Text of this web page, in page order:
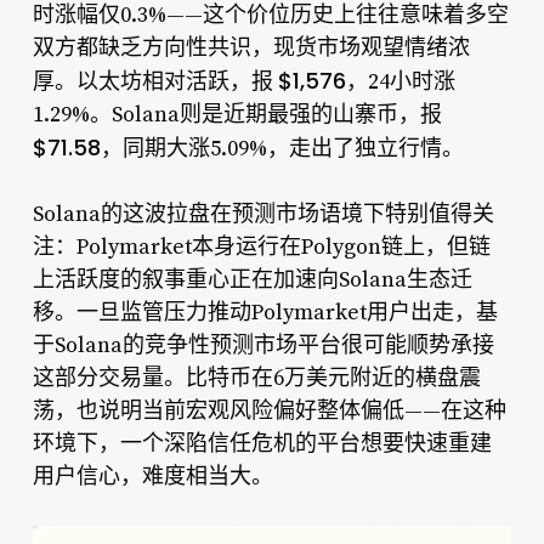
时涨幅仅0.3%——这个价位历史上往往意味着多空
双方都缺乏方向性共识，现货市场观望情绪浓
厚。以太坊相对活跃，报 $1,576，24小时涨
1.29%。Solana则是近期最强的山寨币，报
$71.58，同期大涨5.09%，走出了独立行情。
Solana的这波拉盘在预测市场语境下特别值得关
注：Polymarket本身运行在Polygon链上，但链
上活跃度的叙事重心正在加速向Solana生态迁
移。一旦监管压力推动Polymarket用户出走，基
于Solana的竞争性预测市场平台很可能顺势承接
这部分交易量。比特币在6万美元附近的横盘震
荡，也说明当前宏观风险偏好整体偏低——在这种
环境下，一个深陷信任危机的平台想要快速重建
用户信心，难度相当大。